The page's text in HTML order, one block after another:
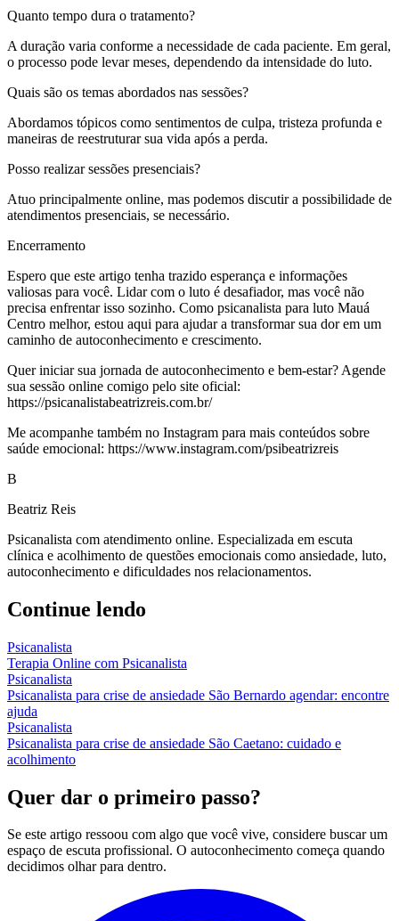
Quanto tempo dura o tratamento?
A duração varia conforme a necessidade de cada paciente. Em geral,
o processo pode levar meses, dependendo da intensidade do luto.
Quais são os temas abordados nas sessões?
Abordamos tópicos como sentimentos de culpa, tristeza profunda e
maneiras de reestruturar sua vida após a perda.
Posso realizar sessões presenciais?
Atuo principalmente online, mas podemos discutir a possibilidade de
atendimentos presenciais, se necessário.
Encerramento
Espero que este artigo tenha trazido esperança e informações
valiosas para você. Lidar com o luto é desafiador, mas você não
precisa enfrentar isso sozinho. Como psicanalista para luto Mauá
Centro melhor, estou aqui para ajudar a transformar sua dor em um
caminho de autoconhecimento e crescimento.
Quer iniciar sua jornada de autoconhecimento e bem-estar? Agende
sua sessão online comigo pelo site oficial:
https://psicanalistabeatrizreis.com.br/
Me acompanhe também no Instagram para mais conteúdos sobre
saúde emocional: https://www.instagram.com/psibeatrizreis
B
Beatriz Reis
Psicanalista com atendimento online. Especializada em escuta
clínica e acolhimento de questões emocionais como ansiedade, luto,
autoconhecimento e dificuldades nos relacionamentos.
Continue lendo
Psicanalista
Terapia Online com Psicanalista
Psicanalista
Psicanalista para crise de ansiedade São Bernardo agendar: encontre
ajuda
Psicanalista
Psicanalista para crise de ansiedade São Caetano: cuidado e
acolhimento
Quer dar o primeiro passo?
Se este artigo ressoou com algo que você vive, considere buscar um
espaço de escuta profissional. O autoconhecimento começa quando
decidimos olhar para dentro.